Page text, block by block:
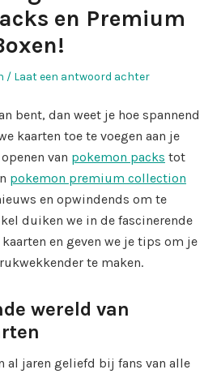
en Premium
Laat een antwoord achter
bent, dan weet je hoe spannend
kaarten toe te voegen aan je
van pokemon packs tot
pokemon premium collection
en opwindends om te
duiken we in de fascinerende
en geven we je tips om je
te maken.
wereld van
al jaren geliefd bij fans van alle